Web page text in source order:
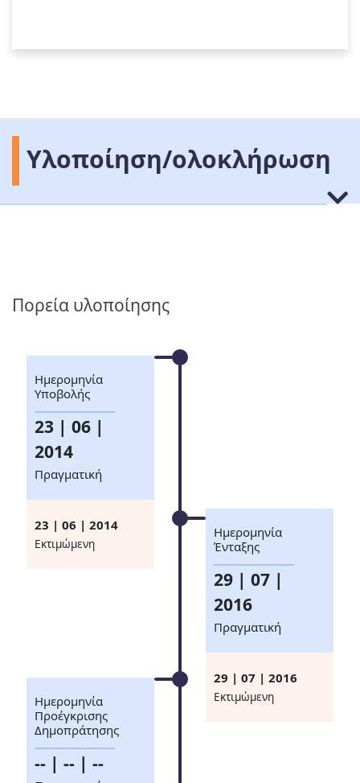
Υλοποίηση/ολοκλήρωση
Πορεία υλοποίησης
Ημερομηνία
Υποβολής
23 | 06 |
2014
Πραγματική
23 | 06 | 2014
Eκτιμώμενη
Ημερομηνία
Ένταξης
29 | 07 |
2016
Πραγματική
29 | 07 | 2016
Eκτιμώμενη
Ημερομηνία
Προέγκρισης
Δημοπράτησης
-- | -- | --